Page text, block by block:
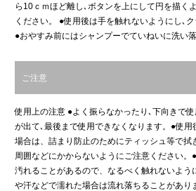
ら10ｃｍほど離し､ボタンを上にして円を描く
ください。 ●使用後は手を触れないようにし､
●おやすみ前にはシャンプーでていねいに洗い
ご注意
使用上の注意 ●よく振らなかったり､下向きで
が出て､最後まで使用できなくなります。●使用
場合は、詰まり防止のためにティッシュ等で拭
周囲などにかからないようにご注意ください
汚れることがあるので、なるべく触れないよう
や汗などで濡れた場合は流れ落ちることがあり